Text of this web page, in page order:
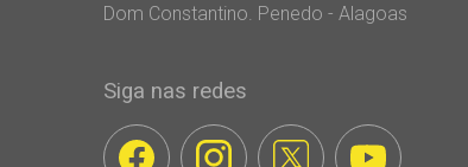
Dom Constantino. Penedo - Alagoas
Siga nas redes